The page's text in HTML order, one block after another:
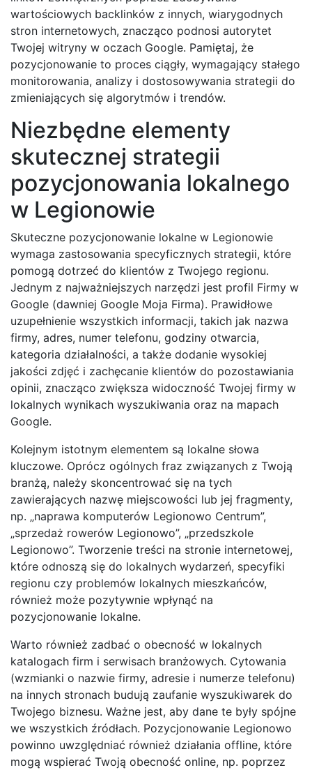
wartościowych backlinków z innych, wiarygodnych
stron internetowych, znacząco podnosi autorytet
Twojej witryny w oczach Google. Pamiętaj, że
pozycjonowanie to proces ciągły, wymagający stałego
monitorowania, analizy i dostosowywania strategii do
zmieniających się algorytmów i trendów.
Niezbędne elementy
skutecznej strategii
pozycjonowania lokalnego
w Legionowie
Skuteczne pozycjonowanie lokalne w Legionowie
wymaga zastosowania specyficznych strategii, które
pomogą dotrzeć do klientów z Twojego regionu.
Jednym z najważniejszych narzędzi jest profil Firmy w
Google (dawniej Google Moja Firma). Prawidłowe
uzupełnienie wszystkich informacji, takich jak nazwa
firmy, adres, numer telefonu, godziny otwarcia,
kategoria działalności, a także dodanie wysokiej
jakości zdjęć i zachęcanie klientów do pozostawiania
opinii, znacząco zwiększa widoczność Twojej firmy w
lokalnych wynikach wyszukiwania oraz na mapach
Google.
Kolejnym istotnym elementem są lokalne słowa
kluczowe. Oprócz ogólnych fraz związanych z Twoją
branżą, należy skoncentrować się na tych
zawierających nazwę miejscowości lub jej fragmenty,
np. „naprawa komputerów Legionowo Centrum”,
„sprzedaż rowerów Legionowo”, „przedszkole
Legionowo”. Tworzenie treści na stronie internetowej,
które odnoszą się do lokalnych wydarzeń, specyfiki
regionu czy problemów lokalnych mieszkańców,
również może pozytywnie wpłynąć na
pozycjonowanie lokalne.
Warto również zadbać o obecność w lokalnych
katalogach firm i serwisach branżowych. Cytowania
(wzmianki o nazwie firmy, adresie i numerze telefonu)
na innych stronach budują zaufanie wyszukiwarek do
Twojego biznesu. Ważne jest, aby dane te były spójne
we wszystkich źródłach. Pozycjonowanie Legionowo
powinno uwzględniać również działania offline, które
mogą wspierać Twoją obecność online, np. poprzez